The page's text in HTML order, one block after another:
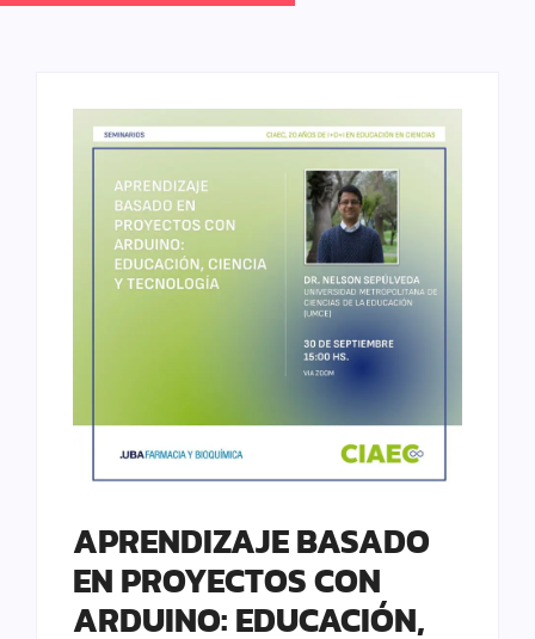
APRENDIZAJE BASADO
EN PROYECTOS CON
ARDUINO: EDUCACIÓN,